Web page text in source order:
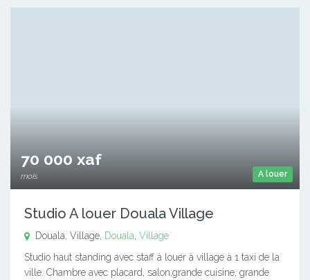
A louer
70 000 xaf
mois
Studio A louer Douala Village
Douala, Village, Douala Village
Studio haut standing avec staff à louer à village à 1 taxi de la
ville. Chambre avec placard, salon,grande cuisine, grande